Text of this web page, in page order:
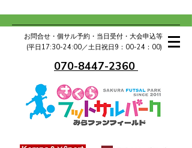
お問合せ・個サル予約・当日受付・大会申込等
(平日17:30-24:00／土日祝日9：00-24：00)
070-8447-2360